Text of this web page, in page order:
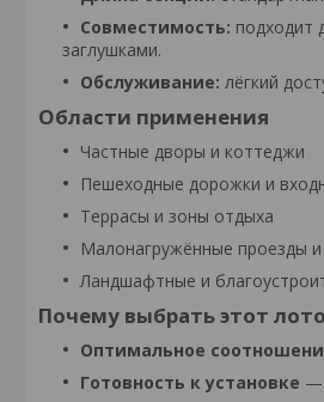
Совместимость: подходит
заглушками.
Обслуживание: лёгкий
Области применения
Частные дворы и коттеджи
Пешеходные дорожки и
Террасы и зоны отдыха
Малонагружённые проезды и
Ландшафтные и
Почему выбрать этот
Оптимальное
Готовность к установке —